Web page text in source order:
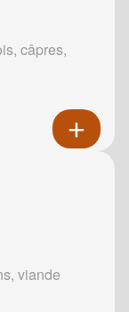
câpres,
viande